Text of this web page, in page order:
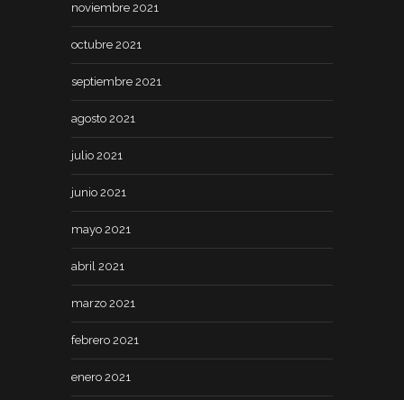
noviembre 2021
octubre 2021
septiembre 2021
agosto 2021
julio 2021
junio 2021
mayo 2021
abril 2021
marzo 2021
febrero 2021
enero 2021